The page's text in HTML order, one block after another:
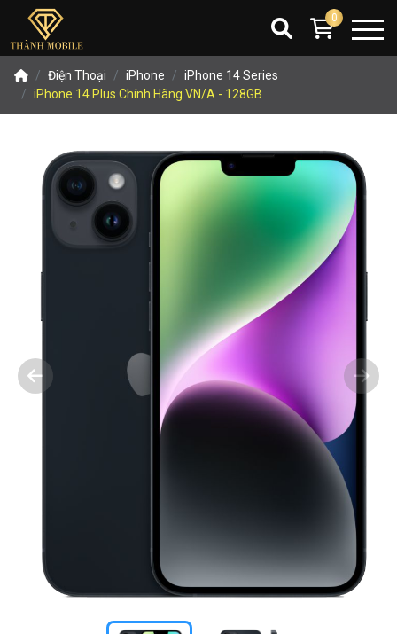
0
Điện Thoại iPhone
iPhone 14 Series
iPhone 14 Plus Chính Hãng VN/A - 128GB